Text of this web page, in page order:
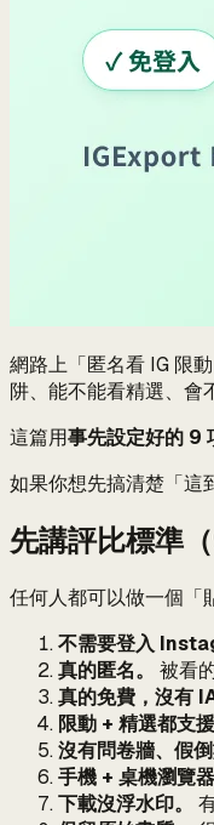
網路上「匿名看 IG 限
阱、能不能看精選、會
這篇用事先設定好的 9
如果你想先搞清楚「這
先講評比標準（
任何人都可以做一個「
不需要登入
真的匿名。
被看
真的免費，沒有
限動 + 精選都支援
沒有問卷牆、假倒
手機 + 桌機瀏覽器
下載沒浮水印。